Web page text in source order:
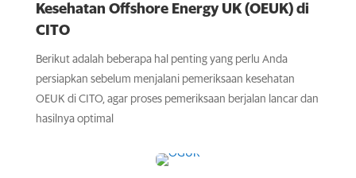
Kesehatan Offshore Energy UK (OEUK) di
CITO
Berikut adalah beberapa hal penting yang perlu Anda
persiapkan sebelum menjalani pemeriksaan kesehatan
OEUK di CITO, agar proses pemeriksaan berjalan lancar dan
hasilnya optimal